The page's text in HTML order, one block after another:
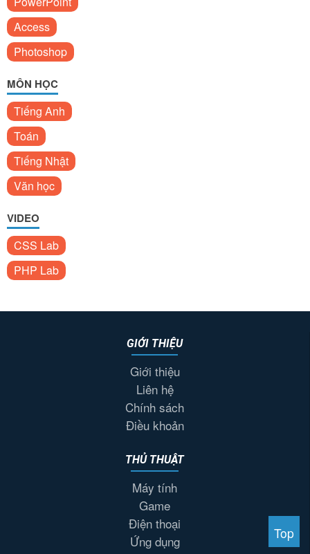
Access
Photoshop
MÔN HỌC
Tiếng Anh
Toán
Tiếng Nhật
Văn học
VIDEO
CSS Lab
PHP Lab
GIỚI THIỆU
Giới thiệu
Liên hệ
Chính sách
Điều khoản
THỦ THUẬT
Máy tính
Game
Điện thoại
Ứng dụng
Top